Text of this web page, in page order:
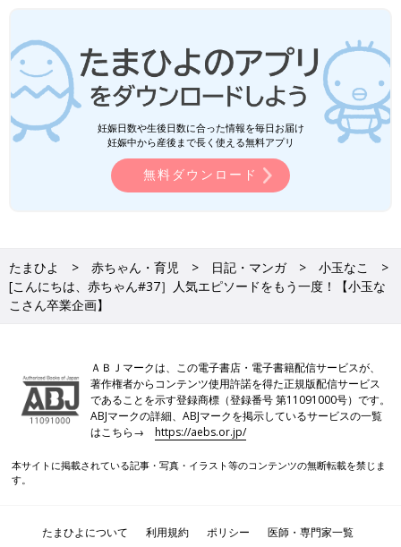
妊娠日数や生後日数に合った情報を毎日お届け
妊娠中から産後まで長く使える無料アプリ
無料ダウンロード
たまひよ 赤ちゃん・育児 日記・マンガ
小玉なこ
[こんにちは、赤ちゃん#37］人気エピソードをもう一度！【小玉な
こさん卒業企画】
ＡＢＪマークは、この電子書店・電子書籍配信サービスが、
著作権者からコンテンツ使用許諾を得た正規版配信サービス
であることを示す登録商標（登録番号 第11091000号）です。
ABJマークの詳細、ABJマークを掲示しているサービスの一覧
はこちら→https://aebs.or.jp/
本サイトに掲載されている記事・写真・イラスト等のコンテンツの無断転載を禁じま
す。
たまひよについて 利用規約 ポリシー 医師・専門家一覧